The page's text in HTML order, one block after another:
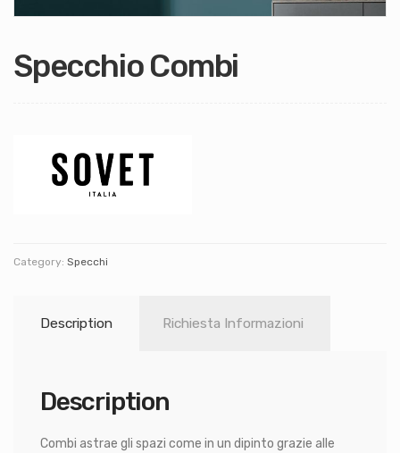
Specchio Combi
Category: Specchi
Description Richiesta Informazioni
Description
Combi astrae gli spazi come in un dipinto grazie alle